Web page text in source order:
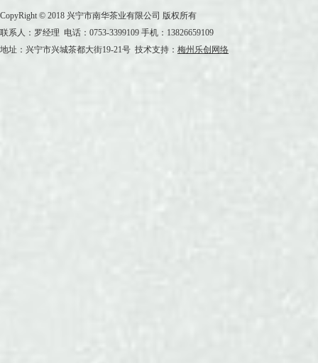
CopyRight © 2018 兴宁市南华茶业有限公司 版权所有
联系人：罗经理 电话：0753-3399109 手机：13826659109
地址：兴宁市兴城茶都大街19-21号 技术支持： 梅州乐创网络